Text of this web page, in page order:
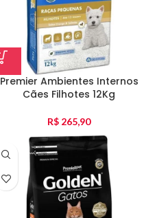
Premier Ambientes Internos
Cães Filhotes 12Kg
R$ 265,90